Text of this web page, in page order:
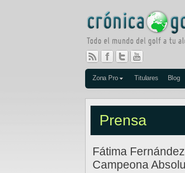
Zona Pro Titulares Blog
Prensa
Fátima
Campeona